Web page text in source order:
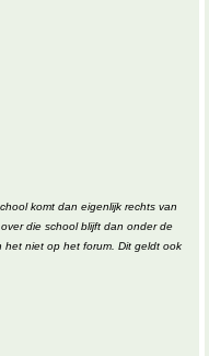
komt dan eigenlijk rechts van
die school blijft dan onder de
het niet op het forum. Dit geldt ook